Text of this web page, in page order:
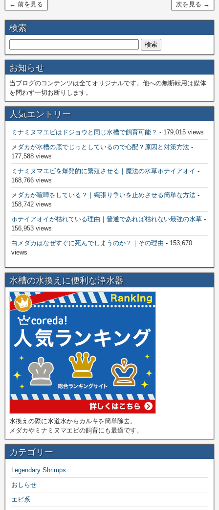
← 前を見る 次を見る →
検索
お知らせ
当ブログのコンテンツは全てオリジナルです。他への無断転用は媒体
を問わず一切お断りします。
人気エントリー
ミナミヌマエビはドジョウと同じ水槽で飼育可能？ - 179,015 views
メダカが水槽の底でじっとしているので心配？原因と対策方法 -
177,588 views
ミナミヌマエビを爆発的に繁殖させる｜魔法の水草ホテイアオイ -
168,766 views
メダカが喧嘩をしている？｜縄張り争いを止めさせる簡単な方法 -
158,742 views
ホテイアオイが枯れている理由｜普通であれば枯れない最強の水草 -
156,953 views
白メダカはなぜすぐに死んでしまうのか？｜その理由 - 153,670
views
水槽の水換えに便利な浄水器
水換えの際に水道水からカルキを簡単除去。
メダカやミナミヌマエビの飼育にも最適です。
カテゴリー
Legendary Shrimps
おしらせ
エビ系